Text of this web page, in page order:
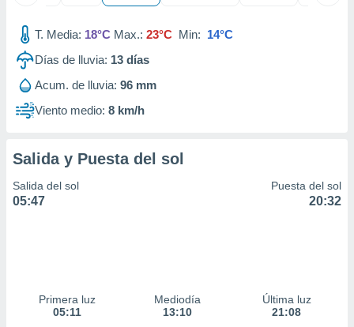
T. Media: 18°C Max.: 23°C Min: 14°C
Días de lluvia: 13 días
Acum. de lluvia: 96 mm
Viento medio: 8 km/h
Salida y Puesta del sol
Salida del sol
05:47
Puesta del sol
20:32
Primera luz
05:11
Mediodía
13:10
Última luz
21:08